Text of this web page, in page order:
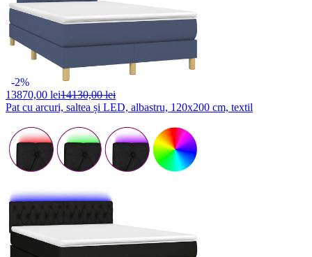
-2%
13870,00 lei14130,00 lei
Pat cu arcuri, saltea și LED, albastru, 120x200 cm, textil